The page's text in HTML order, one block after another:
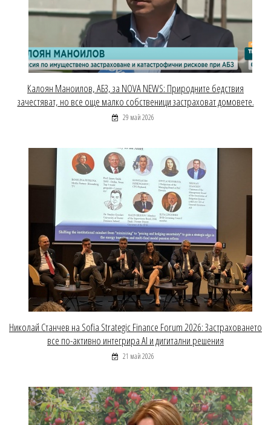
Калоян Маноилов, АБЗ, за NOVA NEWS: Природните бедствия
зачестяват, но все още малко собственици застраховат домовете.
29 май 2026
Николай Станчев на Sofia Strategic Finance Forum 2026: Застраховането
все по-активно интегрира AI и дигитални решения
21 май 2026